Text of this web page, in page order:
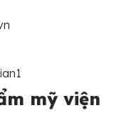
mỹ viện